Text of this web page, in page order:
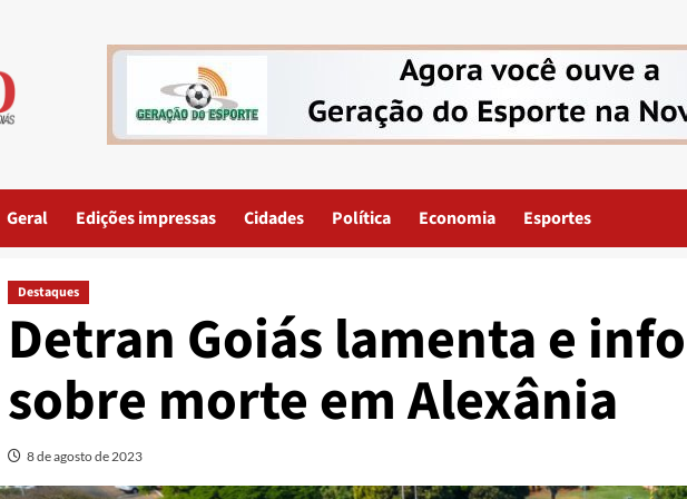
Geral Edições impressas Cidades Política Economia Esportes
Destaques
Detran Goiás lamenta e
sobre morte em Alexânia
8 de agosto de 2023